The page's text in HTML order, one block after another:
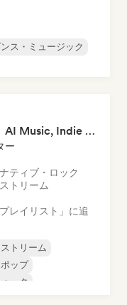
ス・ミュージック
Pop Machine Mode 🤖 AI Music, Indie Pop & Dream Pop
ー
ティブ・ロック
トリーム
レイリスト」に追
トリーム
ップ
ーク